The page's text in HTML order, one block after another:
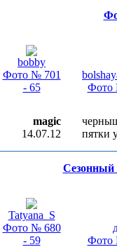
bobby
Фото № 701
- 65
Фото
magic
14.07.12
пятки
Tatyana_S
Фото № 680
- 59
Фото